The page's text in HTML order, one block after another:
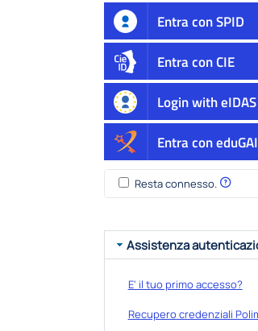
Entra con SPID
Entra con CIE
Login with eIDAS
Entra con
Resta connesso.
Assistenza
E' il tuo primo accesso?
Recupero credenziali